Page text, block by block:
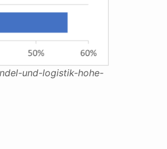
und-logistik-hohe-